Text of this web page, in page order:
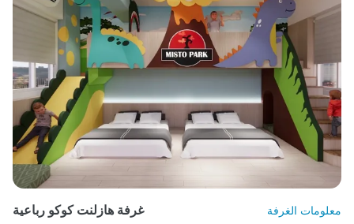
غرفة هازلنت كوكو رباعية معلومات الغرفة